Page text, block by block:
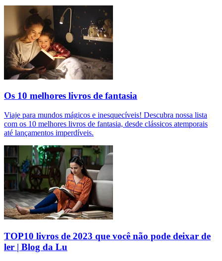
Os 10 melhores livros de fantasia
Viaje para mundos mágicos e inesquecíveis! Descubra nossa lista
com os 10 melhores livros de fantasia, desde clássicos atemporais
até lançamentos imperdíveis.
TOP10 livros de 2023 que você não pode deixar de
ler | Blog da Lu